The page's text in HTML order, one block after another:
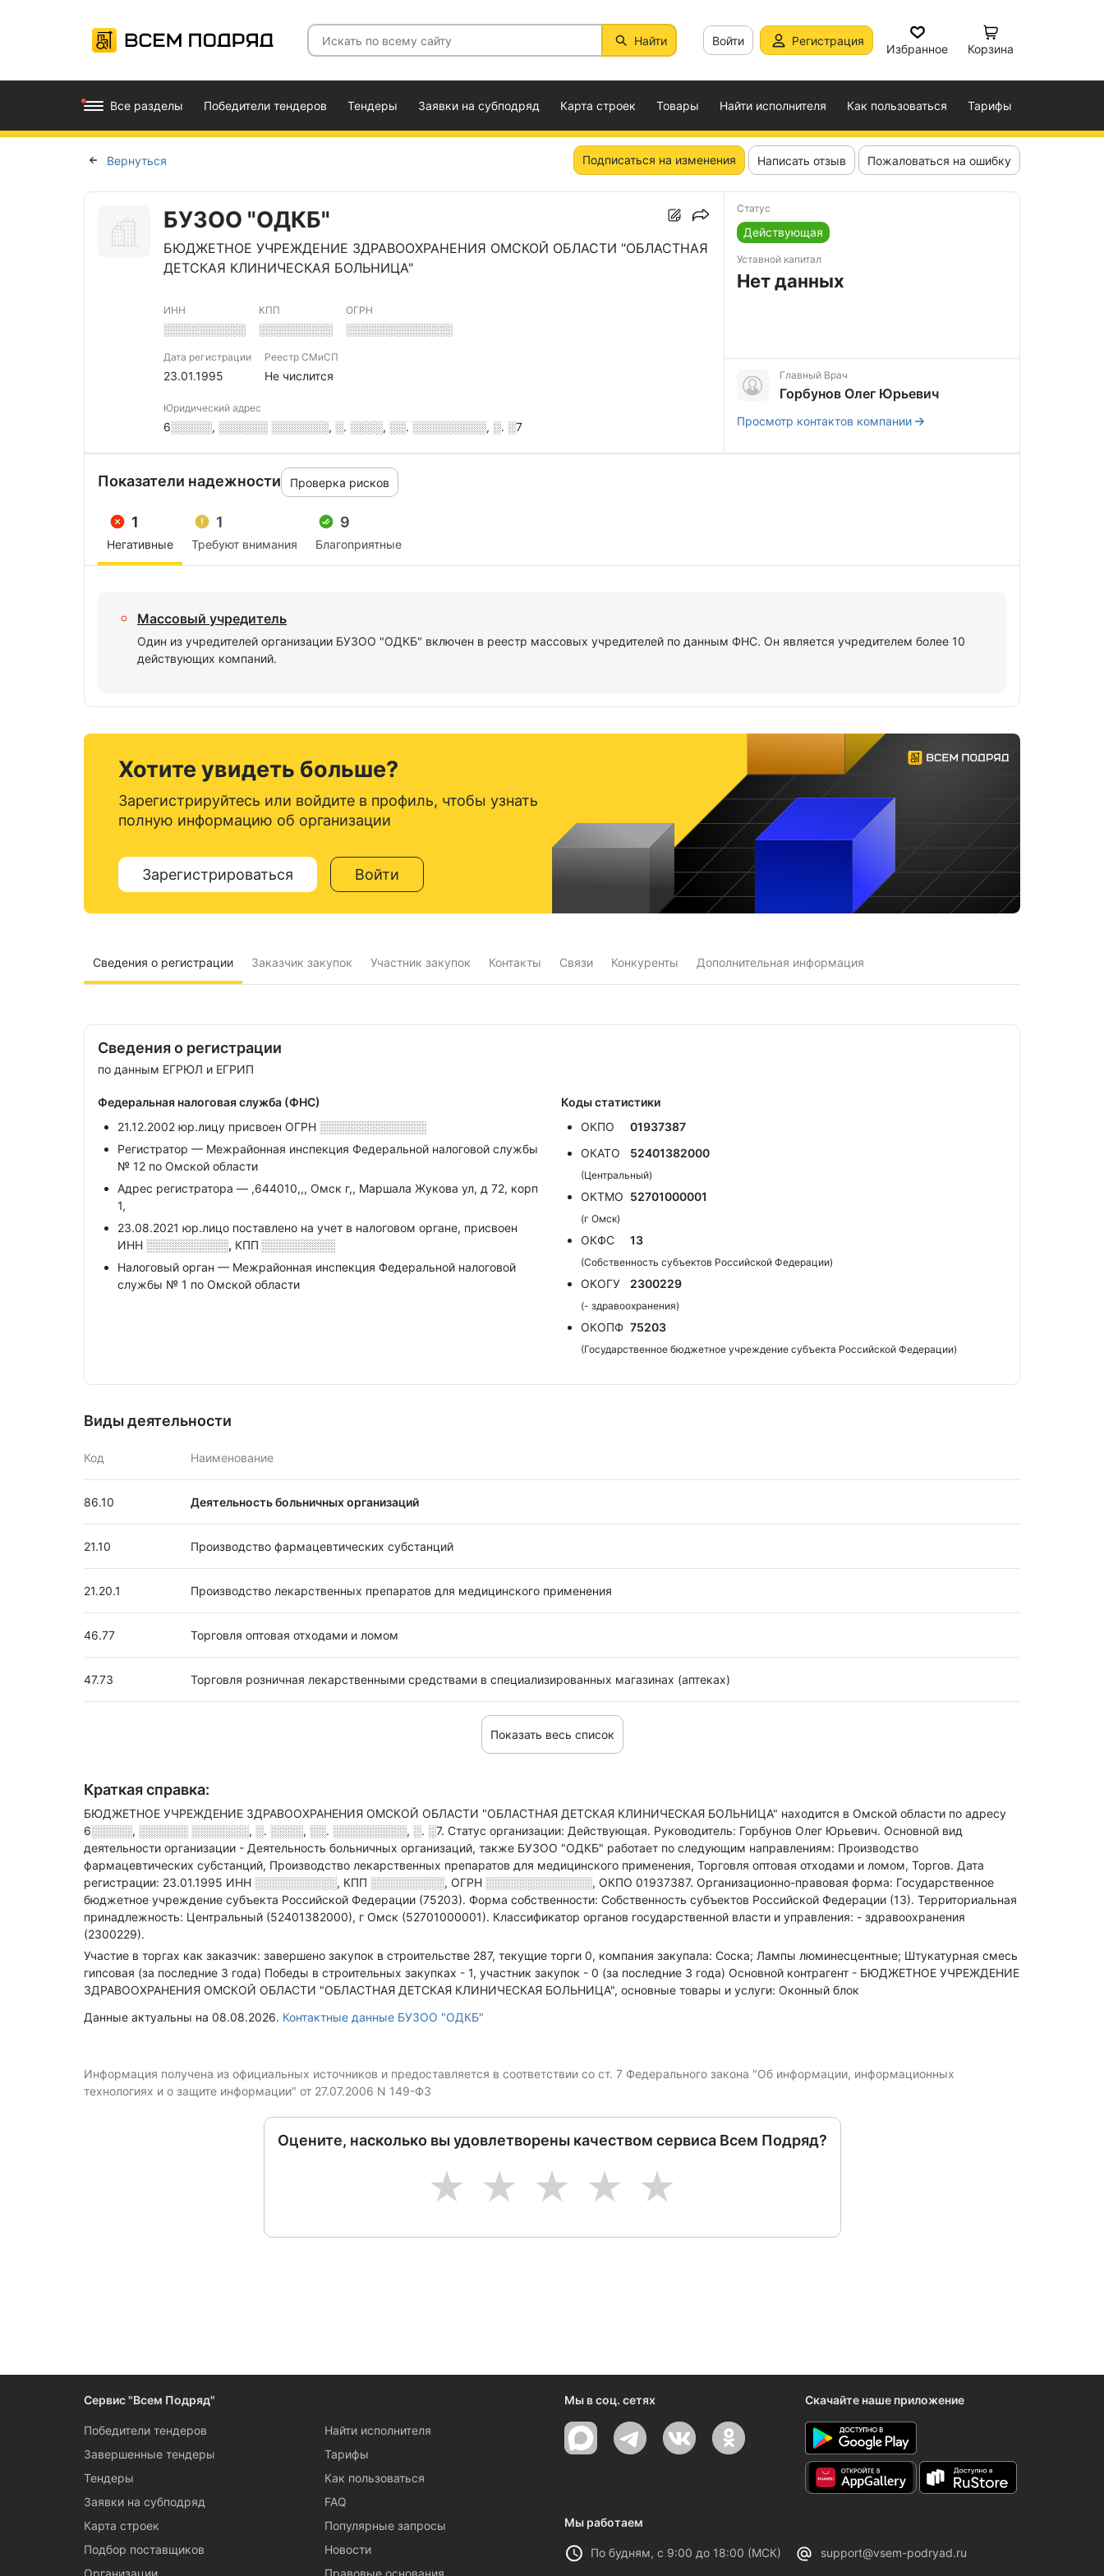
Найти Войти Регистрация
Избранное Корзина
Все разделы Победители тендеров Тендеры Заявки на субподряд Карта строек Товары Найти исполнителя Как пользоваться Тарифы
Вернуться Подписаться на изменения Написать отзыв Пожаловаться на ошибку
БУЗОО "ОДКБ"
БЮДЖЕТНОЕ УЧРЕЖДЕНИЕ ЗДРАВООХРАНЕНИЯ ОМСКОЙ ОБЛАСТИ "ОБЛАСТНАЯ
ДЕТСКАЯ КЛИНИЧЕСКАЯ БОЛЬНИЦА"
ИНН
░░░░░░░░░░
КПП
░░░░░░░░░
ОГРН
░░░░░░░░░░░░░
Дата регистрации
23.01.1995
Реестр СМиСП
Не числится
Юридический адрес
6░░░░░, ░░░░░░ ░░░░░░░, ░. ░░░░, ░░. ░░░░░░░░░, ░. ░7
Статус
Действующая
Уставной капитал
Нет данных
Главный Врач
Горбунов Олег Юрьевич
Просмотр контактов компании
Показатели надежности Проверка рисков
1
Негативные
1
Требуют внимания
9
Благоприятные
Массовый учредитель
Один из учредителей организации БУЗОО "ОДКБ" включен в реестр массовых учредителей по данным ФНС. Он является учредителем более 10
действующих компаний.
Хотите увидеть больше?
Зарегистрируйтесь или войдите в профиль, чтобы узнать
полную информацию об организации
Зарегистрироваться Войти
Сведения о регистрации Заказчик закупок Участник закупок Контакты Связи Конкуренты Дополнительная информация
Сведения о регистрации
по данным ЕГРЮЛ и ЕГРИП
Федеральная налоговая служба (ФНС)
21.12.2002 юр.лицу присвоен ОГРН ░░░░░░░░░░░░░
Регистратор — Межрайонная инспекция Федеральной налоговой службы
№ 12 по Омской области
Адрес регистратора — ,644010,,, Омск г,, Маршала Жукова ул, д 72, корп
1,
23.08.2021 юр.лицо поставлено на учет в налоговом органе, присвоен
ИНН ░░░░░░░░░░, КПП ░░░░░░░░░
Налоговый орган — Межрайонная инспекция Федеральной налоговой
службы № 1 по Омской области
Коды статистики
ОКПО
01937387
ОКАТО
52401382000
(Центральный)
ОКТМО 52701000001
(г Омск)
ОКФС 13
(Собственность субъектов Российской Федерации)
ОКОГУ 2300229
(- здравоохранения)
ОКОПФ 75203
(Государственное бюджетное учреждение субъекта Российской Федерации)
Виды деятельности
Код Наименование
86.10 Деятельность больничных организаций
21.10 Производство фармацевтических субстанций
21.20.1 Производство лекарственных препаратов для медицинского применения
46.77 Торговля оптовая отходами и ломом
47.73 Торговля розничная лекарственными средствами в специализированных магазинах (аптеках)
Показать весь список
Краткая справка:
БЮДЖЕТНОЕ УЧРЕЖДЕНИЕ ЗДРАВООХРАНЕНИЯ ОМСКОЙ ОБЛАСТИ "ОБЛАСТНАЯ ДЕТСКАЯ КЛИНИЧЕСКАЯ БОЛЬНИЦА" находится в Омской области по адресу
6░░░░░, ░░░░░░ ░░░░░░░, ░. ░░░░, ░░. ░░░░░░░░░, ░. ░7. Статус организации: Действующая. Руководитель: Горбунов Олег Юрьевич. Основной вид
деятельности организации - Деятельность больничных организаций, также БУЗОО "ОДКБ" работает по следующим направлениям: Производство
фармацевтических субстанций, Производство лекарственных препаратов для медицинского применения, Торговля оптовая отходами и ломом, Торгов. Дата
регистрации: 23.01.1995 ИНН ░░░░░░░░░░, КПП ░░░░░░░░░, ОГРН ░░░░░░░░░░░░░, ОКПО 01937387. Организационно-правовая форма: Государственное
бюджетное учреждение субъекта Российской Федерации (75203). Форма собственности: Собственность субъектов Российской Федерации (13). Территориальная
принадлежность: Центральный (52401382000), г Омск (52701000001). Классификатор органов государственной власти и управления: - здравоохранения
(2300229).
Участие в торгах как заказчик: завершено закупок в строительстве 287, текущие торги 0, компания закупала: Соска; Лампы люминесцентные; Штукатурная смесь
гипсовая (за последние 3 года) Победы в строительных закупках - 1, участник закупок - 0 (за последние 3 года) Основной контрагент - БЮДЖЕТНОЕ УЧРЕЖДЕНИЕ
ЗДРАВООХРАНЕНИЯ ОМСКОЙ ОБЛАСТИ "ОБЛАСТНАЯ ДЕТСКАЯ КЛИНИЧЕСКАЯ БОЛЬНИЦА", основные товары и услуги: Оконный блок
Данные актуальны на 08.08.2026. Контактные данные БУЗОО "ОДКБ"
Информация получена из официальных источников и предоставляется в соответствии со ст. 7 Федерального закона "Об информации, информационных
технологиях и о защите информации" от 27.07.2006 N 149-ФЗ
Оцените, насколько вы удовлетворены качеством сервиса Всем Подряд?
5
4
3
2
1
Сервис "Всем Подряд"
Победители тендеров
Завершенные тендеры
Тендеры
Заявки на субподряд
Карта строек
Подбор поставщиков
Организации
Найти исполнителя
Тарифы
Как пользоваться
FAQ
Популярные запросы
Новости
Правовые основания
Мы в соц. сетях Скачайте наше приложение
Мы работаем
По будням, с 9:00 до 18:00 (МСК) support@vsem-podryad.ru